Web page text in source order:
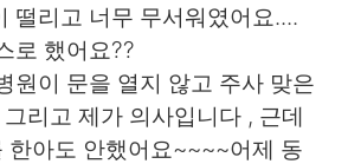
繁體中文
العربية
떨리고 너무 무서워였어요....
로 했어요??
원이 문을 열지 않고 주사 맞은
리고 제가 의사입니다 , 근데
한아도 안했어요~~~~어제 동